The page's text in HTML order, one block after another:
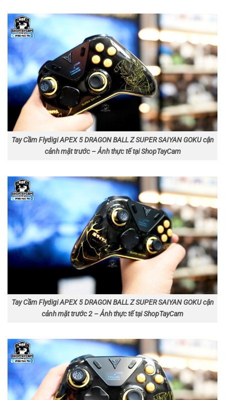
Tay Cầm Flydigi APEX 5 DRAGON BALL Z SUPER SAIYAN GOKU cận
cảnh mặt trước – Ảnh thực tế tại ShopTayCam
Tay Cầm Flydigi APEX 5 DRAGON BALL Z SUPER SAIYAN GOKU cận
cảnh mặt trước 2 – Ảnh thực tế tại ShopTayCam